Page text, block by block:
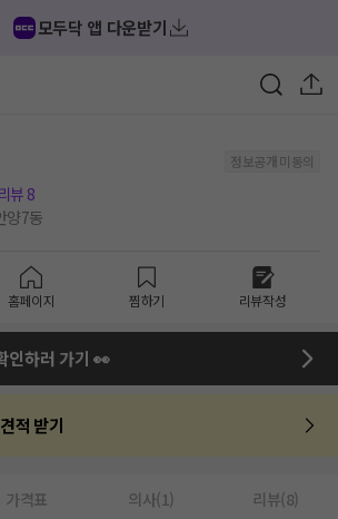
모두닥 앱 다운받기
정보공개 미동의
리뷰 8
양7동
홈페이지 찜하기 리뷰작성
인하러 가기 👀
견적 받기
가격표 의사(1) 리뷰(8)